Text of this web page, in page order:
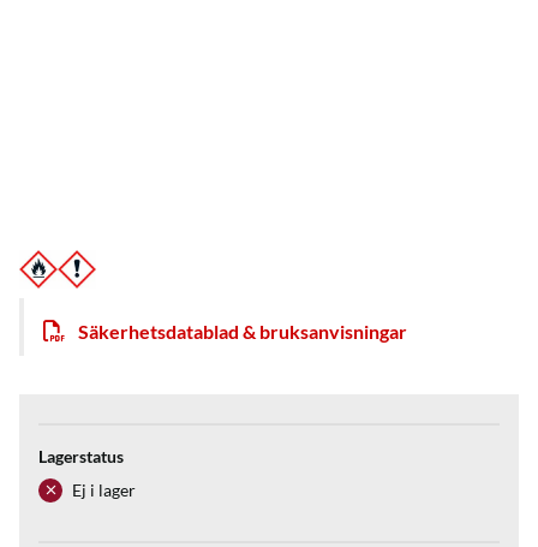
Säkerhetsdatablad & bruksanvisningar
Lagerstatus
Ej i lager